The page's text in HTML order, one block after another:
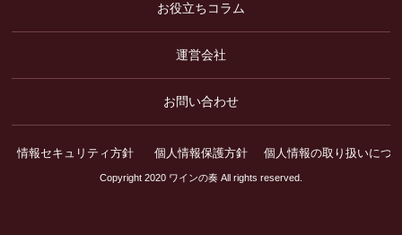
お役立ちコラム
運営会社
お問い合わせ
情報セキュリティ方針 個人情報保護方針 個人情報の取り扱いにつ
Copyright 2020 ワインの奏 All rights reserved.